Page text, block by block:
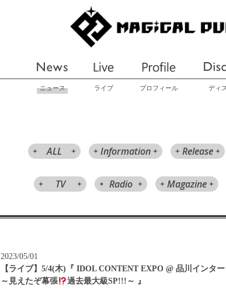
ニュース ライブ プロフィール ディ
ALL Information Release
TV Radio Magazine
2023/05/01
【ライブ】5/4(木)『 IDOL CONTENT EXPO @ 品川インタ
～見えたぞ幕張
過去最大級SP!!!～ 』